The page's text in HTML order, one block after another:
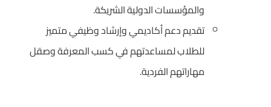
والمؤسسات الدولية الشريكة.
تقديم دعم أكاديمي وإرشاد وظيفي متميز
للطلاب لمساعدتهم في كسب المعرفة وصقل
مهاراتهم الفردية.